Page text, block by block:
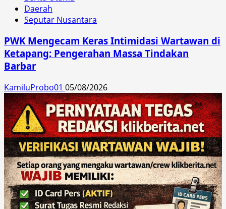
Daerah
Seputar Nusantara
PWK Mengecam Keras Intimidasi Wartawan di
Ketapang: Pengerahan Massa Tindakan
Barbar
KamiluProbo01 05/08/2026